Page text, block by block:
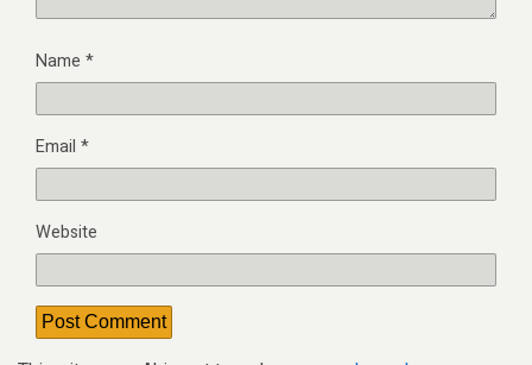
Name *
Email *
Website